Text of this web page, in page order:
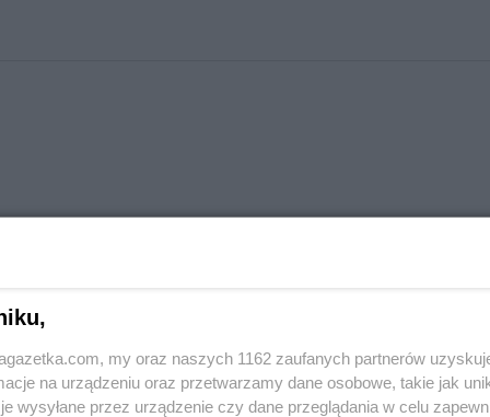
PEPCO Andrychów
PEPCO Augustów
my oraz naszych 1162 zaufanych partnerów
na urządzeniu oraz przetwarzamy dane osobowe, takie jak
wysyłane przez urządzenie czy dane przeglądania w celu